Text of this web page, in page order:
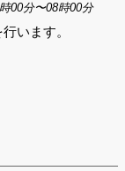
00分〜08時00分
います。